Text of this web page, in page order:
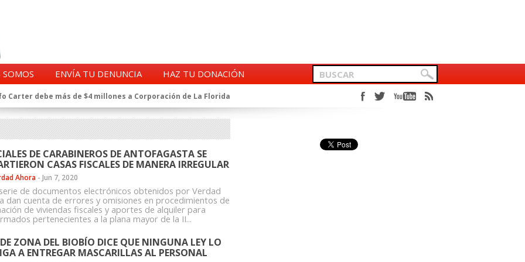
ENVÍA TU DENUNCIA
HAZ TU DONACIÓN
Carter debe más de $4 millones a Corporación de La Florida
de la CIA en Chile tras archivos desclasificados por Trump
exprefecto de Carabineros de Talca por supuesto fraude al
al Alto Mando de la PDI
de Carabineros en el ajedrez del caso Huracán
imputado en caso Huracán, según chats en poder de la Fiscalía
vínculos con jueces del Grupo Arauco de Angelini
La denuncia que Carabineros ignoró
a Clínica Las Condes, vinculada al ministro Jaime Mañalich
de oficiales de la FACH recontratados por la DGAC
DE CARABINEROS DE ANTOFAGASTA SE
CASAS FISCALES DE MANERA IRREGULAR
Ahora - Jun 7, 2020
de documentos electrónicos obtenidos por Verdad
dan cuenta de errores y omisiones en procedimientos de
de viviendas fiscales y aportes de alquiler para
pertenecientes a la plana mayor de la II...
DE ZONA DEL BIOBÍO DICE QUE NINGUNA LEY LO
A ENTREGAR MASCARILLAS AL PERSONAL